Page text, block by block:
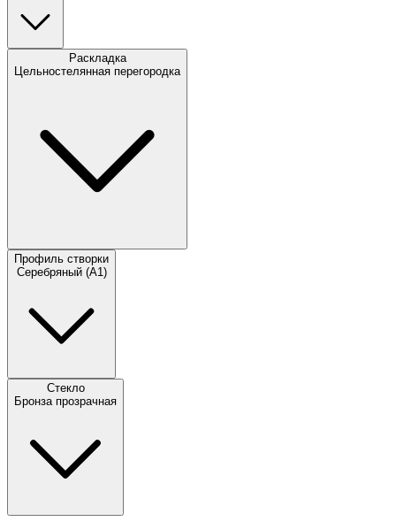
Раскладка
Цельностелянная перегородка
Профиль створки
Серебряный (A1)
Стекло
Бронза прозрачная